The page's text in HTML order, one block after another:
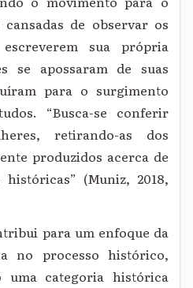
de observar os
sua própria
se apossaram de suas
para o surgimento
“Busca-se conferir
retirando-as dos
produzidos acerca de
(Muniz, 2018,
para um enfoque da
no processo histórico,
uma categoria histórica